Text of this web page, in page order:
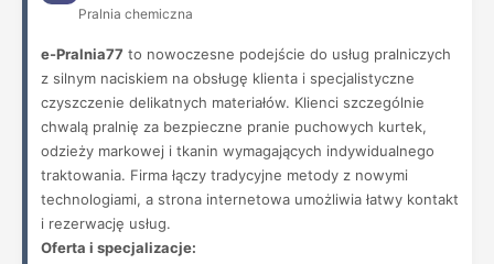
Pralnia chemiczna
e-Pralnia77 to nowoczesne podejście do usług pralniczych
z silnym naciskiem na obsługę klienta i specjalistyczne
czyszczenie delikatnych materiałów. Klienci szczególnie
chwalą pralnię za bezpieczne pranie puchowych kurtek,
odzieży markowej i tkanin wymagających indywidualnego
traktowania. Firma łączy tradycyjne metody z nowymi
technologiami, a strona internetowa umożliwia łatwy kontakt
i rezerwację usług.
Oferta i specjalizacje: